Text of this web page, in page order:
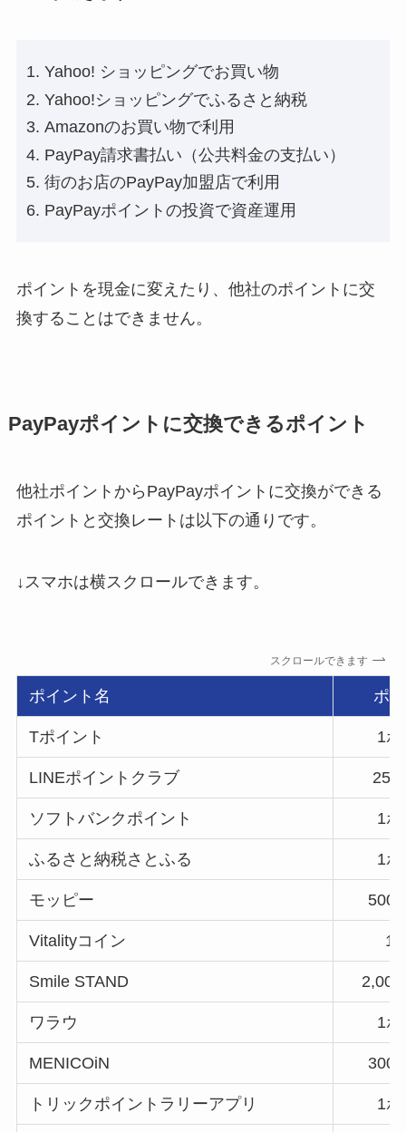
Yahoo! ショッピングでお買い物
Yahoo!ショッピングでふるさと納税
Amazonのお買い物で利用
PayPay請求書払い（公共料金の支払い）
街のお店のPayPay加盟店で利用
PayPayポイントの投資で資産運用
ポイントを現金に変えたり、他社のポイントに交
換することはできません。
PayPayポイントに交換できるポイント
他社ポイントからPayPayポイントに交換ができる
ポイントと交換レートは以下の通りです。
↓スマホは横スクロールできます。
スクロールできます
ポイント名 ポ
Tポイント 1
LINEポイントクラブ 25
ソフトバンクポイント 1
ふるさと納税さとふる 1
モッピー 500
Vitalityコイン 1
Smile STAND
ワラウ 1
MENICOiN 300
トリックポイントラリーアプリ 1